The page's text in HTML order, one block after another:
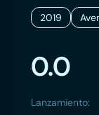
desprevenido
abominación
ser
2019
0.0
Lanzamiento: